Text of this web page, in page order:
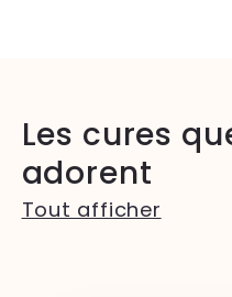
Les cures
adorent
Tout afficher